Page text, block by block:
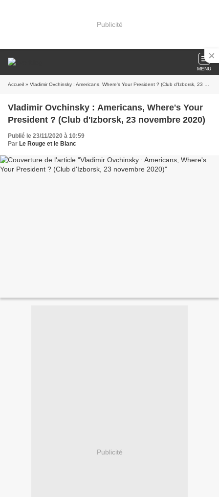
Publicité
MENU
Accueil » Vladimir Ovchinsky : Americans, Where's Your President ? (Club d'Izborsk, 23 novembre 2020)
Vladimir Ovchinsky : Americans, Where's Your
President ? (Club d'Izborsk, 23 novembre 2020)
Publié le 23/11/2020 à 10:59
Par Le Rouge et le Blanc
Publicité